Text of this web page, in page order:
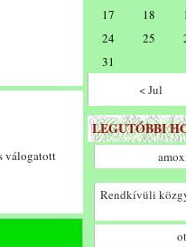
válogatott
17
18
24
25
31
< Jul
LEGUTÓBBI
Rendkívüli